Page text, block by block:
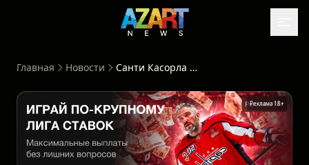
Главная Новости Санти Касорла в 41 год повесил бутсы на гвоздь: легенда завершила карьеру
Реклама 18+